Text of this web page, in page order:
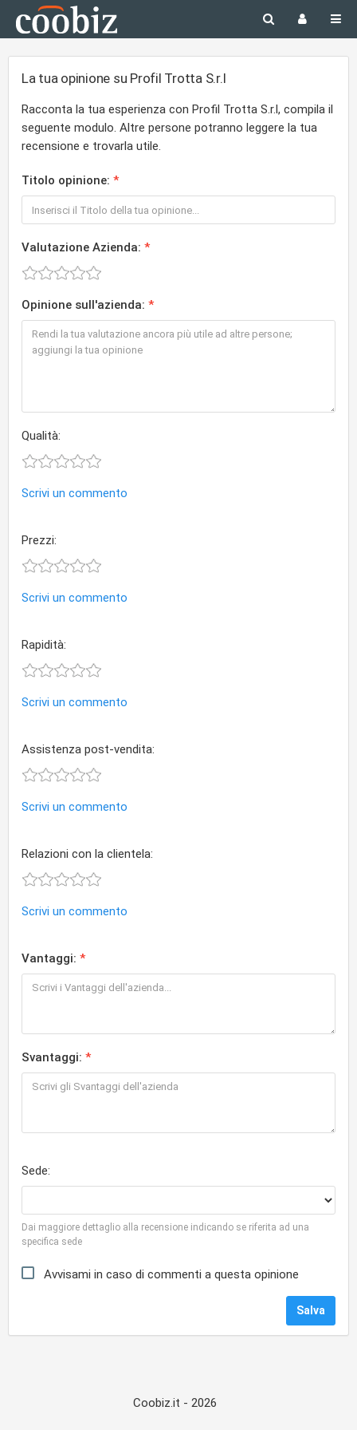
La tua opinione su Profil Trotta S.r.l
Racconta la tua esperienza con Profil Trotta S.r.l, compila il
seguente modulo. Altre persone potranno leggere la tua
recensione e trovarla utile.
Titolo opinione:
Valutazione Azienda:
Opinione sull'azienda:
Qualità:
Scrivi un commento
Prezzi:
Scrivi un commento
Rapidità:
Scrivi un commento
Assistenza post-vendita:
Scrivi un commento
Relazioni con la clientela:
Scrivi un commento
Vantaggi:
Svantaggi:
Sede:
Dai maggiore dettaglio alla recensione indicando se riferita ad una
specifica sede
Avvisami in caso di commenti a questa opinione
Coobiz.it - 2026